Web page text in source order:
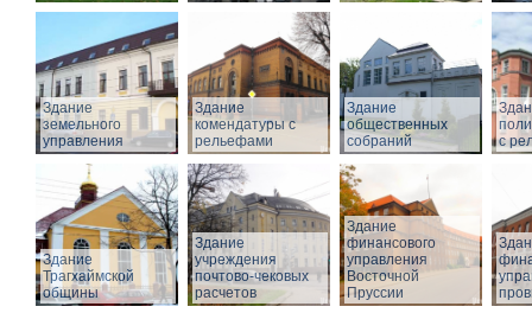
Здание
земельного
управления
Здание
комендатуры с
рельефами
Здание
общественных
собраний
с
Здание
Трагхаймской
общины
Здание
учреждения
почтово-чековых
расчетов
Здание
финансового
управления
Восточной
Пруссии